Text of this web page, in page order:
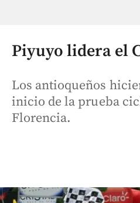
Piyuyo lidera el
Los antioqueños
inicio de la prueba
Florencia.